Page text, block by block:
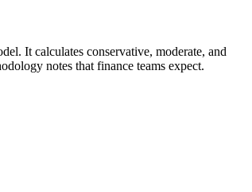
It calculates conservative, moderate, and
notes that finance teams expect.